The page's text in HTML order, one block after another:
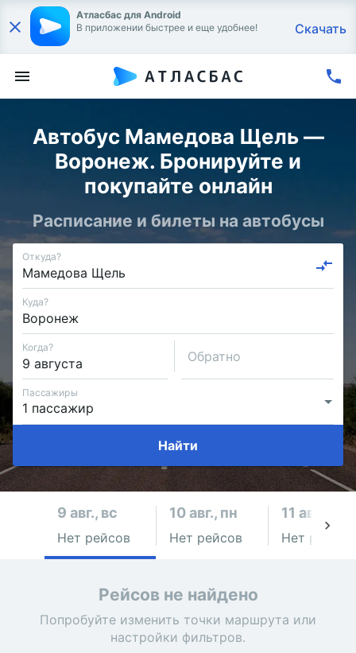
Атласбас для Android
В приложении быстрее и еще удобнее!
Скачать
Автобус Мамедова Щель —
Воронеж. Бронируйте и
покупайте онлайн
Расписание и билеты на автобусы
Откуда?
Куда?
Когда?
Обратно
Пассажиры
Найти
9 авг., вс
Нет рейсов
10 авг., пн
Нет рейсов
11 авг., вт
Нет рейсов
Рейсов не найдено
Попробуйте изменить точки маршрута или
настройки фильтров.